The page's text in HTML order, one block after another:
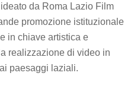
da Roma Lazio Film
promozione istituzionale
in chiave artistica e
realizzazione di video in
paesaggi laziali.